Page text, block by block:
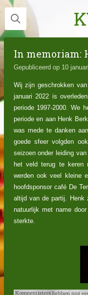
Ga
direct
naar
hoofdinhoud
In memoriam:
Gepubliceerd op 10
Wij zijn geschrokken
januari 2022 is
periode 1997-2000. We
periode en aan Henk
was mede te danken
goede sfeer volgden
seizoen onder leiding
het veld terug te keren
werden ook veel kleine
hoofdsponsor café De
altijd van de partij.
Henk
natuurlijk met name
sterkte.